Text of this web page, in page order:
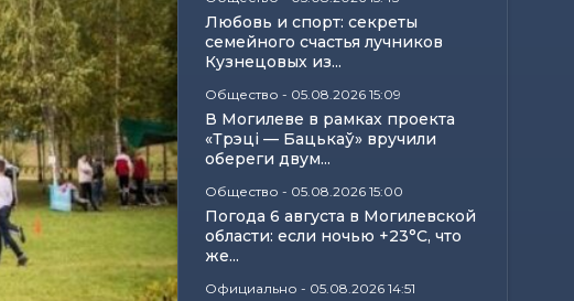
Любовь и спорт: секреты
семейного счастья лучников
Кузнецовых из...
Общество - 05.08.2026 15:09
В Могилеве в рамках проекта
«Трэці — Бацькаў» вручили
обереги двум...
Общество - 05.08.2026 15:00
Погода 6 августа в Могилевской
области: если ночью +23°С, что
же...
Официально - 05.08.2026 14:51